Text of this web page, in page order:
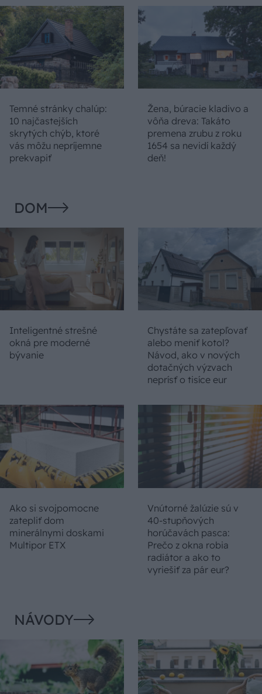
Temné stránky chalúp:
10 najčastejších
skrytých chýb, ktoré
vás môžu nepríjemne
prekvapiť
Žena, búracie kladivo a
vôňa dreva: Takáto
premena zrubu z roku
1654 sa nevidí každý
deň!
DOM
Inteligentné strešné
okná pre moderné
bývanie
Chystáte sa zatepľovať
alebo meniť kotol?
Návod, ako v nových
dotačných výzvach
neprísť o tisíce eur
Ako si svojpomocne
zatepliť dom
minerálnymi doskami
Multipor ETX
Vnútorné žalúzie sú v
40-stupňových
horúčavách pasca:
Prečo z okna robia
radiátor a ako to
vyriešiť za pár eur?
NÁVODY